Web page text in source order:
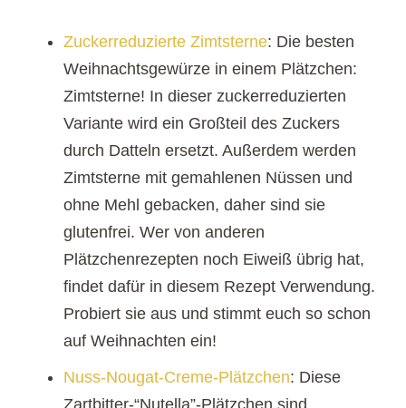
Zuckerreduzierte Zimtsterne: Die besten
Weihnachtsgewürze in einem Plätzchen:
Zimtsterne! In dieser zuckerreduzierten
Variante wird ein Großteil des Zuckers
durch Datteln ersetzt. Außerdem werden
Zimtsterne mit gemahlenen Nüssen und
ohne Mehl gebacken, daher sind sie
glutenfrei. Wer von anderen
Plätzchenrezepten noch Eiweiß übrig hat,
findet dafür in diesem Rezept Verwendung.
Probiert sie aus und stimmt euch so schon
auf Weihnachten ein!
Nuss-Nougat-Creme-Plätzchen: Diese
Zartbitter-“Nutella”-Plätzchen sind